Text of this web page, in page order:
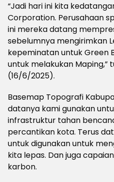
“Jadi hari ini kita
Corporation. Perusahaan
ini mereka datang
sebelumnya mengirimkan
kepeminatan untuk Green
untuk melakukan Maping,”
(16/6/2025).
Basemap Topografi
datanya kami gunakan
infrastruktur tahan
percantikan kota. Terus
untuk digunakan untuk
kita lepas. Dan juga
karbon.